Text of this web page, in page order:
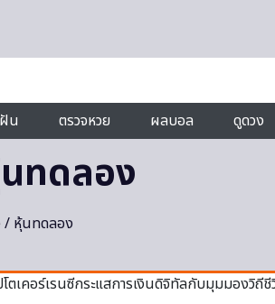
น ตรวจหวย ผลบอล ดูดวง
ทดลอง
/ หุ้นทดลอง